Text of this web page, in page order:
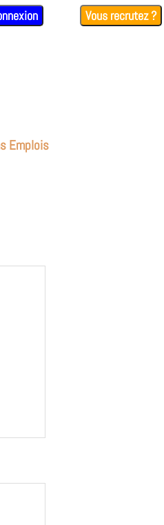
Vous recrutez ?
Emplois